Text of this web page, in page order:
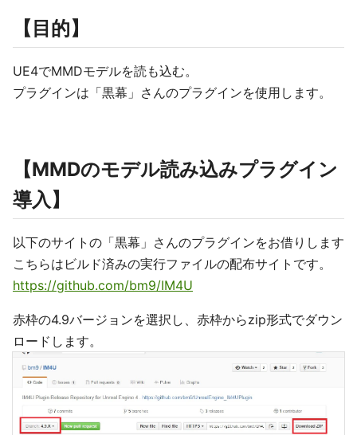
【目的】
UE4でMMDモデルを読も込む。
プラグインは「黒幕」さんのプラグインを使用します。
【MMDのモデル読み込みプラグイン
導入】
以下のサイトの「黒幕」さんのプラグインをお借りします
こちらはビルド済みの実行ファイルの配布サイトです。
https://github.com/bm9/IM4U
赤枠の4.9バージョンを選択し、赤枠からzip形式でダウン
ロードします。